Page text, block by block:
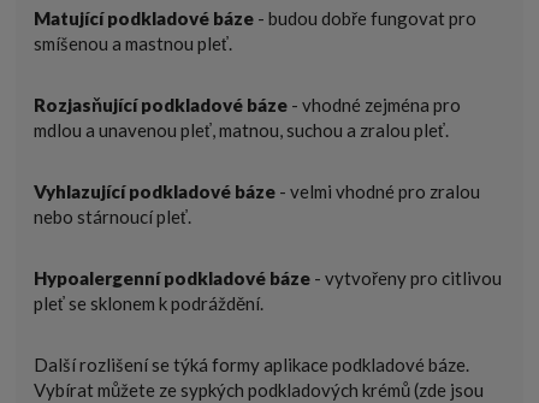
Matující podkladové báze - budou dobře fungovat pro
smíšenou a mastnou pleť.
Rozjasňujícípodkladové báze - vhodné zejména pro
mdlou a unavenou pleť, matnou, suchou a zralou pleť.
Vyhlazujícípodkladové báze - velmi vhodné pro zralou
nebo stárnoucí pleť.
Hypoalergennípodkladové báze - vytvořeny pro citlivou
pleť se sklonem k podráždění.
Další rozlišení se týká formy aplikace podkladové báze.
Vybírat můžete ze sypkých podkladových krémů (zde jsou